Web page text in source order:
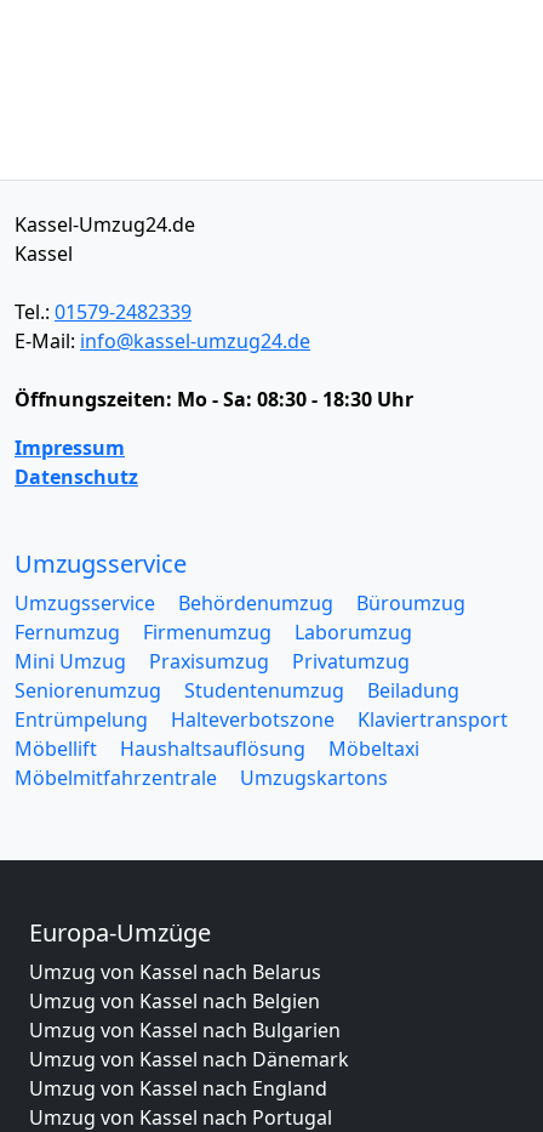
Kassel-Umzug24.de
Kassel
Tel.: 01579-2482339
E-Mail: info@kassel-umzug24.de
Öffnungszeiten: Mo - Sa: 08:30 - 18:30 Uhr
Impressum
Datenschutz
Umzugsservice
Umzugsservice Behördenumzug
Büroumzug
Fernumzug
Firmenumzug
Laborumzug
Mini Umzug
Praxisumzug
Privatumzug
Seniorenumzug
Studentenumzug
Beiladung
Entrümpelung
Halteverbotszone
Klaviertransport
Möbellift
Haushaltsauflösung
Möbeltaxi
Möbelmitfahrzentrale
Umzugskartons
Europa-Umzüge
Umzug von Kassel nach Belarus
Umzug von Kassel nach Belgien
Umzug von Kassel nach Bulgarien
Umzug von Kassel nach Dänemark
Umzug von Kassel nach England
Umzug von Kassel nach Portugal